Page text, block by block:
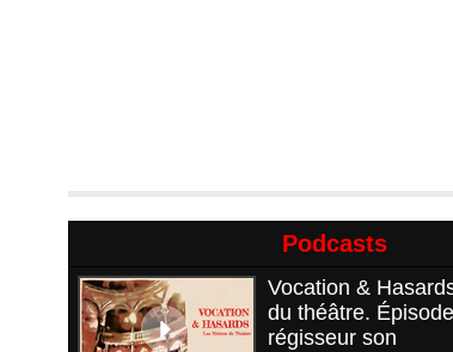
Podcasts
Vocation &
du théâtre.
régisseur son